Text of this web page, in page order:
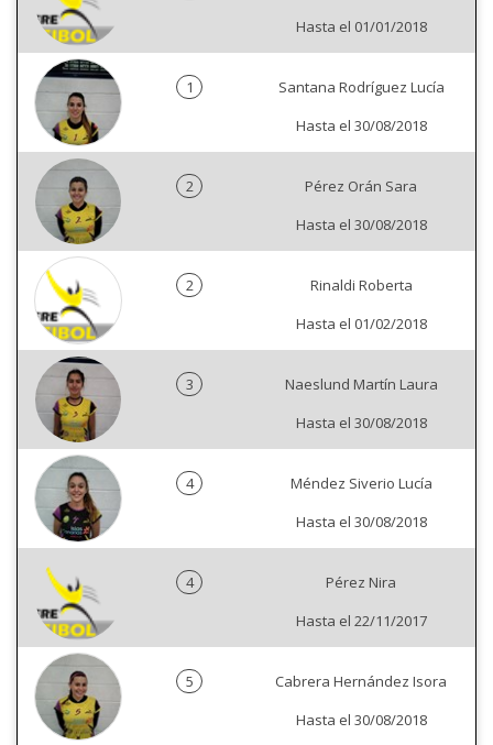
Hasta el 01/01/2018
1
Santana Rodríguez Lucía
Hasta el 30/08/2018
2
Pérez Orán Sara
Hasta el 30/08/2018
2
Rinaldi Roberta
Hasta el 01/02/2018
3
Naeslund Martín Laura
Hasta el 30/08/2018
4
Méndez Siverio Lucía
Hasta el 30/08/2018
4
Pérez Nira
Hasta el 22/11/2017
5
Cabrera Hernández Isora
Hasta el 30/08/2018